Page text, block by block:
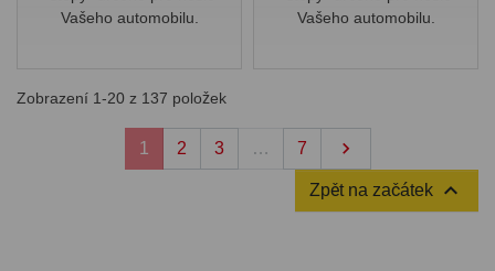
Vašeho automobilu.
Vašeho automobilu.
Zobrazení 1-20 z 137 položek
1 2 3 … 7 Další

Zpět na začátek 